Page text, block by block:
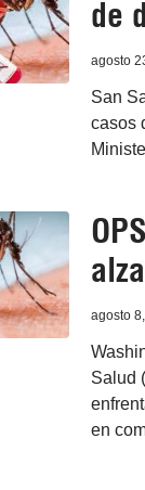
de
agosto
San
casos
agosto
Salud
en